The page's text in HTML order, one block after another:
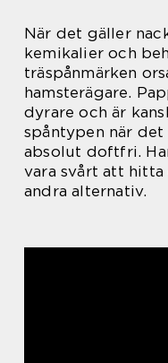
När det gäller
kemikalier och
träspånmärken
hamsterägare.
dyrare och är
spåntypen när
absolut doftfri.
vara svårt att hitta
andra alternativ.